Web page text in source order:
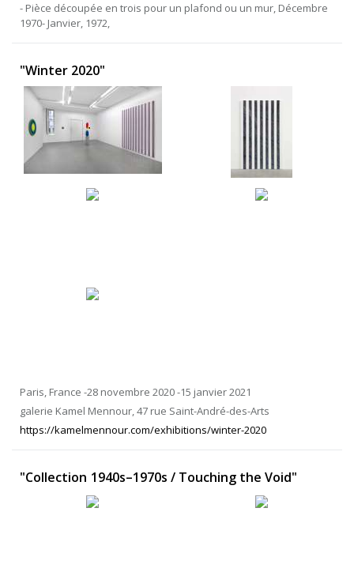
- Pièce découpée en trois pour un plafond ou un mur, Décembre
1970- Janvier, 1972,
"Winter 2020"
Paris, France -28 novembre 2020 -15 janvier 2021
galerie Kamel Mennour, 47 rue Saint-André-des-Arts
https://kamelmennour.com/exhibitions/winter-2020
"Collection 1940s–1970s / Touching the Void"